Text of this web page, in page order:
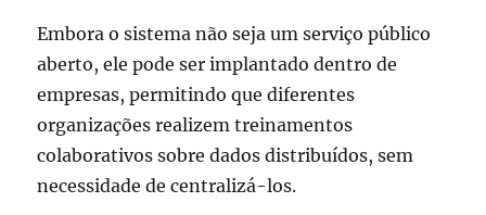
Embora o sistema não seja um serviço público
aberto, ele pode ser implantado dentro de
empresas, permitindo que diferentes
organizações realizem treinamentos
colaborativos sobre dados distribuídos, sem
necessidade de centralizá-los.